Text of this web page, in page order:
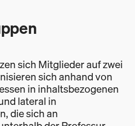
sich Mitglieder auf zwei
sich anhand von
in inhaltsbezogenen
lateral in
die sich an